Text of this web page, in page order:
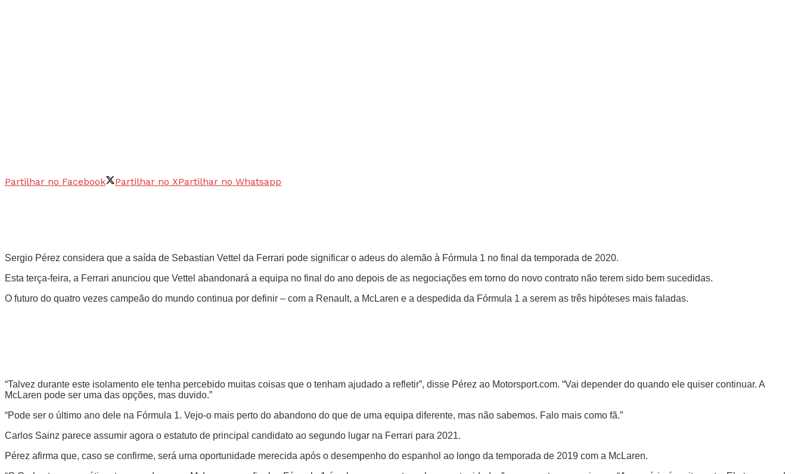
Partilhar no Facebook Partilhar no XPartilhar no Whatsapp
Sergio Pérez considera que a saída de Sebastian Vettel da Ferrari pode significar o adeus do alemão à Fórmula 1 no final da temporada de 2020.
Esta terça-feira, a Ferrari anunciou que Vettel abandonará a equipa no final do ano depois de as negociações em torno do novo contrato não terem sido bem sucedidas.
O futuro do quatro vezes campeão do mundo continua por definir – com a Renault, a McLaren e a despedida da Fórmula 1 a serem as três hipóteses mais faladas.
“Talvez durante este isolamento ele tenha percebido muitas coisas que o tenham ajudado a refletir”, disse Pérez ao Motorsport.com. “Vai depender do quando ele quiser continuar. A
McLaren pode ser uma das opções, mas duvido.”
“Pode ser o último ano dele na Fórmula 1. Vejo-o mais perto do abandono do que de uma equipa diferente, mas não sabemos. Falo mais como fã.”
Carlos Sainz parece assumir agora o estatuto de principal candidato ao segundo lugar na Ferrari para 2021.
Pérez afirma que, caso se confirme, será uma oportunidade merecida após o desempenho do espanhol ao longo da temporada de 2019 com a McLaren.